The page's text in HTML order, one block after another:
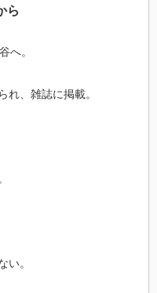
ら
へ。
れ、雑誌に掲載。
い。